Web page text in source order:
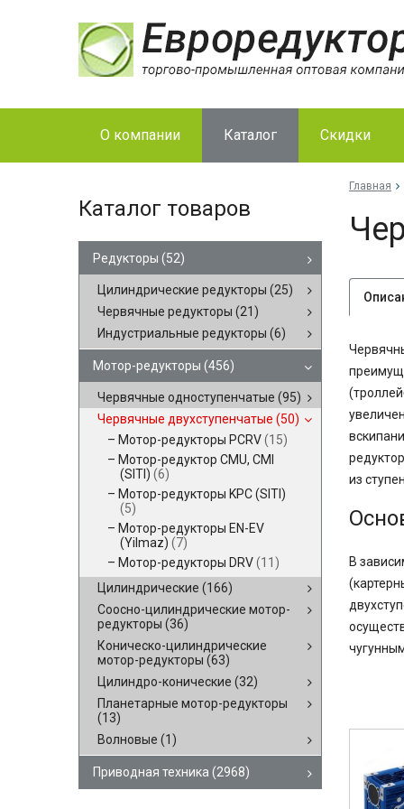
О компании Каталог Скидки
Каталог товаров
Редукторы (52)
Цилиндрические редукторы (25)
Червячные редукторы (21)
Индустриальные редукторы (6)
Мотор-редукторы (456)
Червячные одноступенчатые (95)
Червячные двухступенчатые (50)
Мотор-редукторы PCRV(15)
Мотор-редуктор CMU, CMI
(SITI) (6)
Мотор-редукторы KPC (SITI)
(5)
Мотор-редукторы EN-EV
(Yilmaz) (7)
Мотор-редукторы DRV(11)
Цилиндрические (166)
Соосно-цилиндрические мотор-
редукторы (36)
Коническо-цилиндрические
мотор-редукторы (63)
Цилиндро-конические (32)
Планетарные мотор-редукторы
(13)
Волновые (1)
Приводная техника (2968)
Главная
из
В